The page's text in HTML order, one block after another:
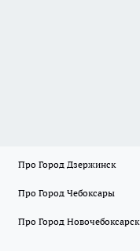
Про Город Дзержинск
Про Город Чебоксары
Про Город Новочебоксарск